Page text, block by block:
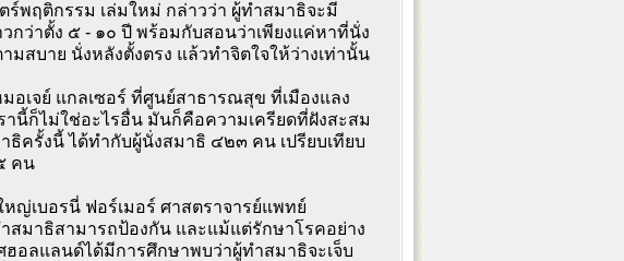
ร์พฤติกรรม เล่มใหม่ กล่าวว่า ผู้ทำสมาธิจะมี
ว่าตั้ง ๕ - ๑๐ ปี พร้อมกับสอนว่าเพียงแค่หาที่นั่ง
สบาย นั่งหลังตั้งตรง แล้วทำจิตใจให้ว่างเท่านั้น
อเจย์ แกลเซอร์ ที่ศูนย์สาธารณสุข ที่เมืองแลง
านี้ก็ไม่ใช่อะไรอื่น มันก็คือความเครียดที่ฝังสะสม
ครั้งนี้ ได้ทำกับผู้นั่งสมาธิ ๔๒๓ คน เปรียบเทียบ
คน
ญ่เบอรนี่ ฟอร์เมอร์ ศาสตราจารย์แพทย์
สมาธิสามารถป้องกัน และแม้แต่รักษาโรคอย่าง
ฮอลแลนด์ได้มีการศึกษาพบว่าผู้ทำสมาธิจะเจ็บ